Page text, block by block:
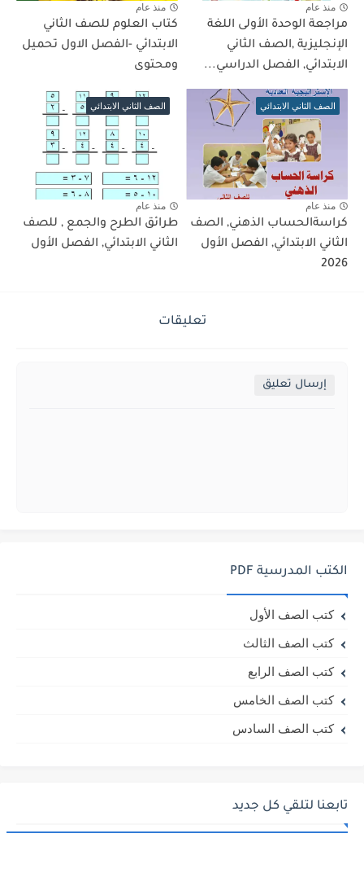
منذ عام
مراجعة الوحدة الأولى اللغة
الإنجليزية ,الصف الثاني
الابتدائي, الفصل الدراسي...
منذ عام
كتاب العلوم للصف الثاني
الابتدائي -الفصل الاول تحميل
ومحتوى
الصف الثاني الابتدائي
منذ عام
كراسةالحساب الذهني, الصف
الثاني الابتدائي, الفصل الأول
2026
الصف الثاني الابتدائي
منذ عام
طرائق الطرح والجمع , للصف
الثاني الابتدائي, الفصل الأول
تعليقات
إرسال تعليق
الكتب المدرسية PDF
كتب الصف الأول
كتب الصف الثالث
كتب الصف الرابع
كتب الصف الخامس
كتب الصف السادس
تابعنا لتلقي كل جديد